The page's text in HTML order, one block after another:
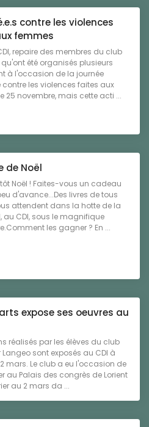
contre les violences
femmes
repaire des membres du club
été organisés plusieurs
à l'occasion de la journée
les violences faites aux
25 novembre, mais cette acti ...
de Noël
Noël ! Faites-vous un cadeau
d'avance...Des livres de tous
attendent dans la hotte de la
au CDI, sous le magnifique
les gagner ? En ...
expose ses oeuvres au
réalisés par les élèves du club
Langeo sont exposés au CDI à
mars. Le club a eu l'occasion de
au Palais des congrès de Lorient
au 2 mars da ...